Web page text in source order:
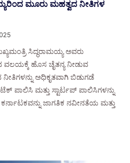
ಮೂರು ಮಹತ್ವದ ನೀತಿಗಳ
ಸಿದ್ಧರಾಮಯ್ಯ ಅವರು
ವಲಯಕ್ಕೆ ಹೊಸ ಚೈತನ್ಯ ನೀಡುವ
ಅಧಿಕೃತವಾಗಿ ಬಿಡುಗಡೆ
ಪಾಲಿಸಿ ಮತ್ತು ಸ್ಟಾರ್ಟಪ್ ಪಾಲಿಸಿಗಳನ್ನು
ಜಾಗತಿಕ ನವೀನತೆಯ ಮತ್ತು